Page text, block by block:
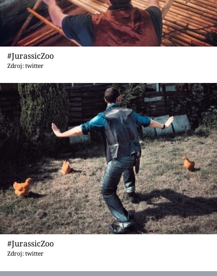
#JurassicZoo
Zdroj: twitter
#JurassicZoo
Zdroj: twitter